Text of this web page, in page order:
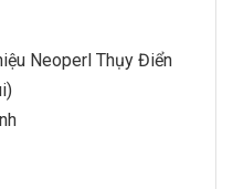
Neoperl Thụy Điển